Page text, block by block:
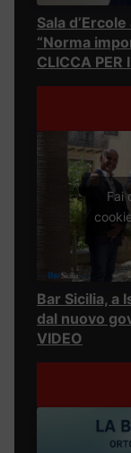
Sala
“Norma
CLICCA PER
Fai
Bar Sicilia, a
dal nuovo
VIDEO